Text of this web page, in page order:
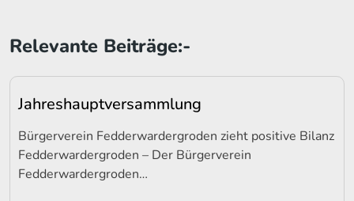
Relevante Beiträge:-
Jahreshauptversammlung
Bürgerverein Fedderwardergroden zieht positive Bilanz
Fedderwardergroden – Der Bürgerverein
Fedderwardergroden…